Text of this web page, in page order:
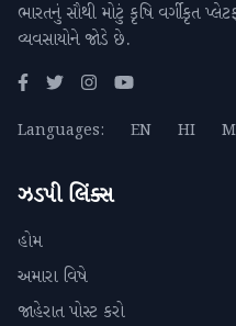
ભારતનું સૌથી મોટું કૃષિ વર્ગીકૃત
વ્યવસાયોને જોડે છે.
Languages: EN HI
ઝડપી લિંક્સ
હોમ
અમારા વિષે
જાહેરાત પોસ્ટ કરો